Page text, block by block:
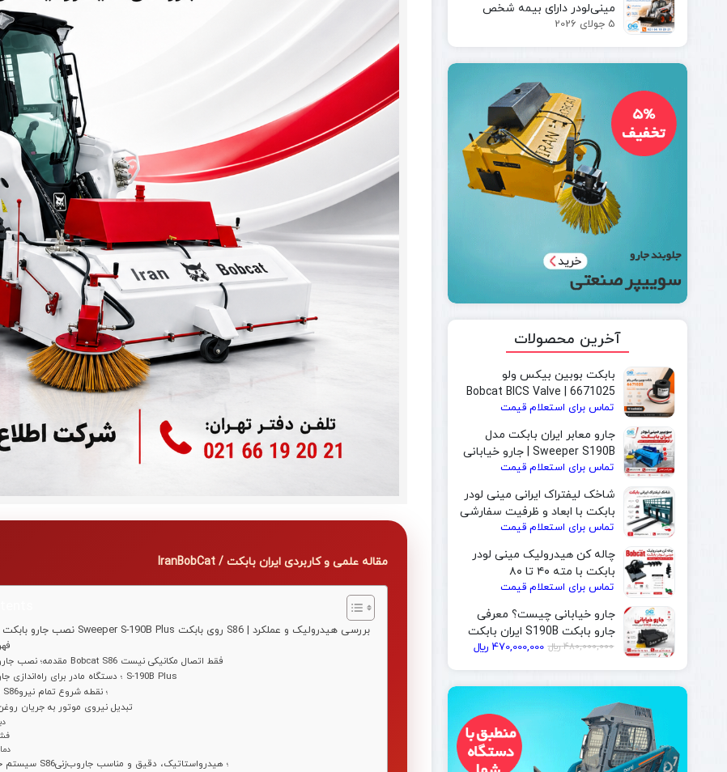
جارو
بابکت
جارو
لیفتراک
مقاله علمی و کاربردی ایران بابکت / IranBobCat
نصب جارو بابکت ایران بابکت مدل Sweeper S-190B Plus روی بابکت S86 | بررسی هیدرولیک و عملکرد
مقدمه؛ نصب جارو بابکت روی Bobcat S86 فقط اتصال مکانیکی نیست
بابکت S86؛ دستگاه مادر برای راه‌اندازی جارو S-190B Plus
موتور بابکت S86؛ نقطه شروع تمام نیرو
تبدیل نیروی موتور به جریان
سیستم حرکتی بابکت S86؛ هیدرواستاتیک، دقیق و مناسب جاروب‌زنی
مینی‌لودر دارای بیمه شخص
ثالث و بیمه بدنه ماشین‌آلات
5 جولای 2026
آخرین محصولات
بابکت بوبین بیکس ولو
6671025 | Bobcat BICS Valve
Solenoid Coil
تماس برای استعلام قیمت
جارو معابر ایران بابکت مدل
Sweeper S190B | جارو خیابانی
و جارو بابکت مخصوص شهرداری
تماس برای استعلام قیمت
شاخک لیفتراک ایرانی مینی لودر
بابکت با ابعاد و ظرفیت سفارشی
| ایران بابکت
تماس برای استعلام قیمت
چاله کن هیدرولیک مینی لودر
بابکت با مته ۴۰ تا ۸۰
سانتی‌متر | ایران بابکت
تماس برای استعلام قیمت
جارو خیابانی چیست؟ معرفی
جارو بابکت S190B ایران بابکت
480,000,000﷼
قیمت
470,000,000 ﷼
قیمت